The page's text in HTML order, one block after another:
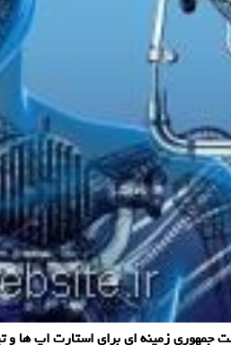
جمهوری زمینه ای برای استارت اپ ها